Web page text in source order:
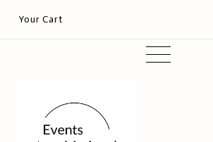
Your Cart